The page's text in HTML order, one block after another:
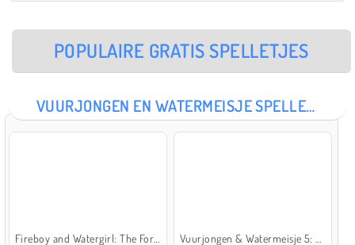
POPULAIRE GRATIS SPELLETJES
VUURJONGEN EN WATERMEISJE SPELLETJES